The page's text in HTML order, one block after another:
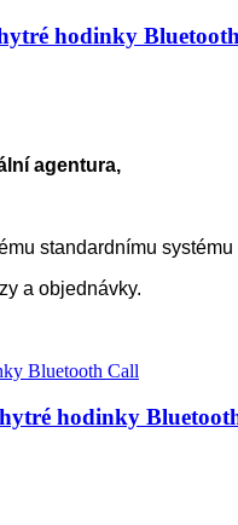
hodinky
agentura,
standardnímu
a objednávky.
hodinky